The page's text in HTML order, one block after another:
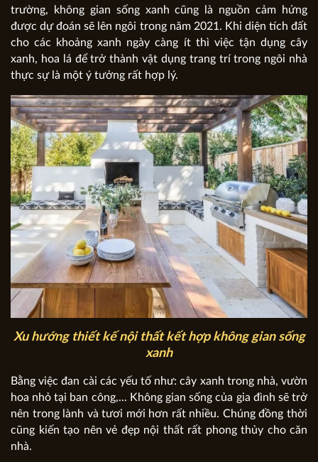
trường, không gian sống xanh cũng là nguồn cảm hứng
được dự đoán sẽ lên ngôi trong năm 2021. Khi diện tích đất
cho các khoảng xanh ngày càng ít thì việc tận dụng cây
xanh, hoa lá để trở thành vật dụng trang trí trong ngôi nhà
thực sự là một ý tưởng rất hợp lý.
Xu hướng thiết kế nội thất kết hợp không gian sống
xanh
Bằng việc đan cài các yếu tố như: cây xanh trong nhà, vườn
hoa nhỏ tại ban công,... Không gian sống của gia đình sẽ trở
nên trong lành và tươi mới hơn rất nhiều. Chúng đồng thời
cũng kiến tạo nên vẻ đẹp nội thất rất phong thủy cho căn
nhà.